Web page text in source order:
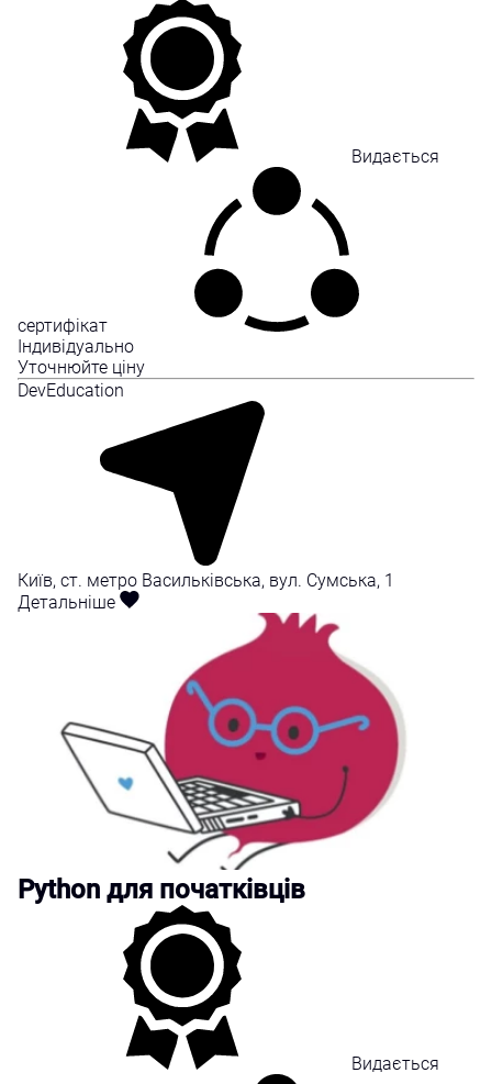
Видається
сертифікат
Індивідуально
Уточнюйте ціну
DevEducation
Київ, ст. метро Васильківська, вул. Сумська, 1
Детальніше
Python для початківців
Видається